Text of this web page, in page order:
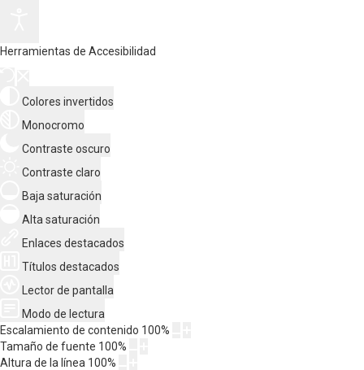
Herramientas de Accesibilidad
Colores invertidos
Monocromo
Contraste oscuro
Contraste claro
Baja saturación
Alta saturación
Enlaces destacados
Títulos destacados
Lector de pantalla
Modo de lectura
Escalamiento de contenido 100%
Tamaño de fuente 100%
Altura de la línea 100%